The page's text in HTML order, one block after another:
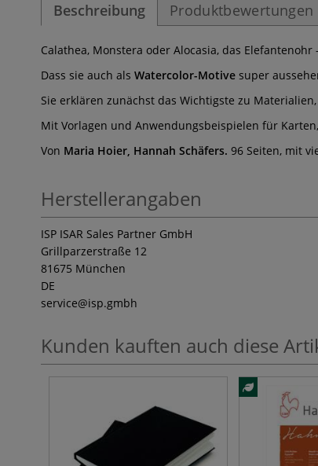
Beschreibung Produktbewertungen
Calathea, Monstera oder Alocasia, das
Dass sie auch als Watercolor-Motive super
Sie erklären zunächst das Wichtigste zu
Mit Vorlagen und Anwendungsbeispielen für
Von Maria Hoier, Hannah Schäfers. 96 Seiten, mit
Herstellerangaben
ISP ISAR Sales Partner GmbH
Grillparzerstraße 12
81675 München
DE
service@isp.gmbh
Kunden kauften auch diese